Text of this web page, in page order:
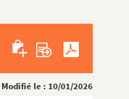
Modifié le : 10/01/2026